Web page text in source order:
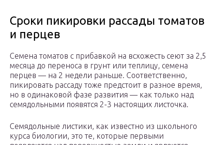
Сроки пикировки рассады томатов
и перцев
Семена томатов с прибавкой на всхожесть сеют за 2,5
месяца до переноса в грунт или теплицу, семена
перцев — на 2 недели раньше. Соответственно,
пикировать рассаду тоже предстоит в разное время,
но в одинаковой фазе развития — как только над
семядольными появятся 2-3 настоящих листочка.
Семядольные листики, как известно из школьного
курса биологии, это те, которые первыми